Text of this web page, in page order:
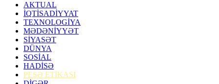
AKTUAL
İQTİSADİYYAT
TEXNOLOGİYA
MƏDƏNİYYƏT
SİYASƏT
DÜNYA
SOSİAL
HADİSƏ
PEŞƏ ETİKASI